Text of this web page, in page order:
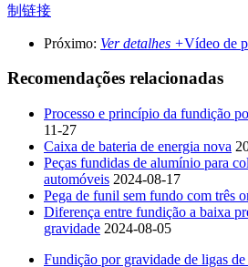
制链接
Próximo: Ver detalhes +Vídeo de
Recomendações relacionadas
Processo e princípio da fundição
11-27
Caixa de bateria de energia nova
Peças fundidas de alumínio para
automóveis 2024-08-17
Pega de funil sem fundo com três
Diferença entre fundição a baixa
gravidade 2024-08-05
Fundição por gravidade de ligas